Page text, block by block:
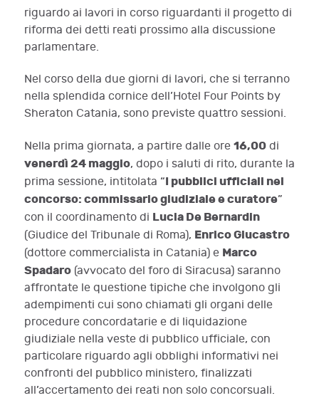
riguardo ai lavori in corso riguardanti il progetto di
riforma dei detti reati prossimo alla discussione
parlamentare.
Nel corso della due giorni di lavori, che si terranno
nella splendida cornice dell’Hotel Four Points by
Sheraton Catania, sono previste quattro sessioni.
Nella prima giornata, a partire dalle ore 16,00 di
venerdì 24 maggio, dopo i saluti di rito, durante la
prima sessione, intitolata “I pubblici ufficiali nel
concorso: commissario giudiziale e curatore”
con il coordinamento di Lucia De Bernardin
(Giudice del Tribunale di Roma), Enrico Giucastro
(dottore commercialista in Catania) e Marco
Spadaro (avvocato del foro di Siracusa) saranno
affrontate le questione tipiche che involgono gli
adempimenti cui sono chiamati gli organi delle
procedure concordatarie e di liquidazione
giudiziale nella veste di pubblico ufficiale, con
particolare riguardo agli obblighi informativi nei
confronti del pubblico ministero, finalizzati
all’accertamento dei reati non solo concorsuali.